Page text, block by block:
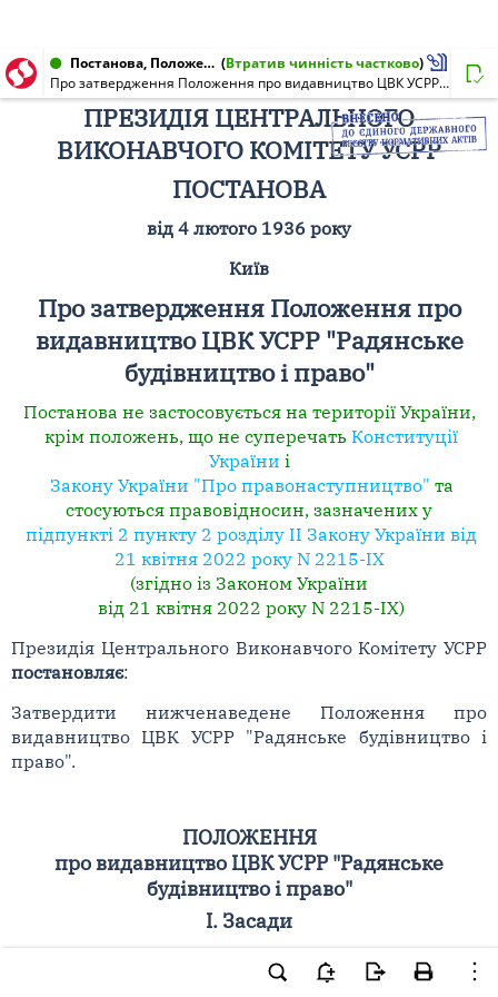
Постанова, Положення від 04.02.1936 (Втратив чинність частково)
Про затвердження Положення про видавництво ЦВК УСРР "Радянське будівництво і право"